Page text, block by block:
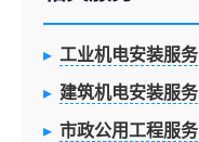
▸ 工业机电安装服务
▸ 建筑机电安装服务
▸ 市政公用工程服务